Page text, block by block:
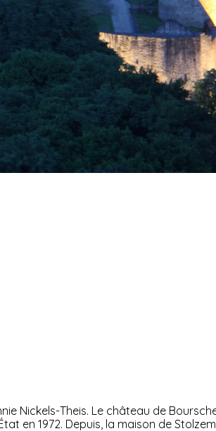
Nickels-Theis. Le château de
en 1972. Depuis, la maison de